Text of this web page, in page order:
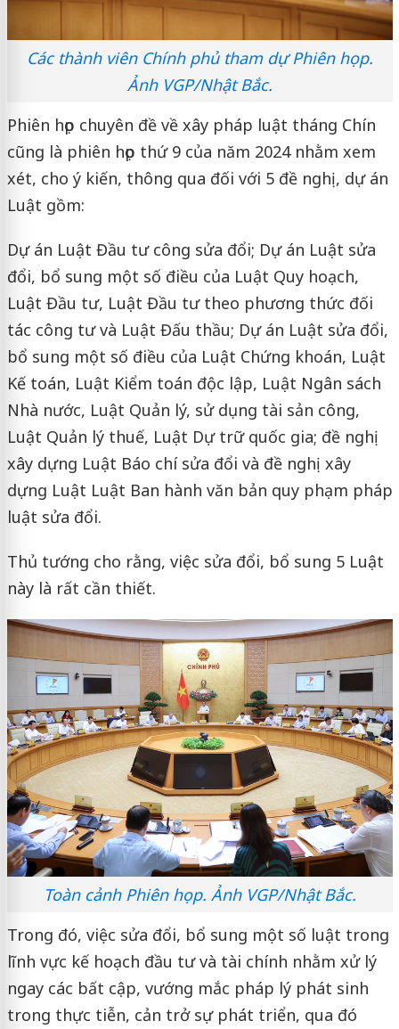
Các thành viên Chính phủ tham dự Phiên họp.
Ảnh VGP/Nhật Bắc.
Phiên họp chuyên đề về xây pháp luật tháng Chín
cũng là phiên họp thứ 9 của năm 2024 nhằm xem
xét, cho ý kiến, thông qua đối với 5 đề nghị, dự án
Luật gồm:
Dự án Luật Đầu tư công sửa đổi; Dự án Luật sửa
đổi, bổ sung một số điều của Luật Quy hoạch,
Luật Đầu tư, Luật Đầu tư theo phương thức đối
tác công tư và Luật Đấu thầu; Dự án Luật sửa đổi,
bổ sung một số điều của Luật Chứng khoán, Luật
Kế toán, Luật Kiểm toán độc lập, Luật Ngân sách
Nhà nước, Luật Quản lý, sử dụng tài sản công,
Luật Quản lý thuế, Luật Dự trữ quốc gia; đề nghị
xây dựng Luật Báo chí sửa đổi và đề nghị xây
dựng Luật Luật Ban hành văn bản quy phạm pháp
luật sửa đổi.
Thủ tướng cho rằng, việc sửa đổi, bổ sung 5 Luật
này là rất cần thiết.
Toàn cảnh Phiên họp. Ảnh VGP/Nhật Bắc.
Trong đó, việc sửa đổi, bổ sung một số luật trong
lĩnh vực kế hoạch đầu tư và tài chính nhằm xử lý
ngay các bất cập, vướng mắc pháp lý phát sinh
trong thực tiễn, cản trở sự phát triển, qua đó